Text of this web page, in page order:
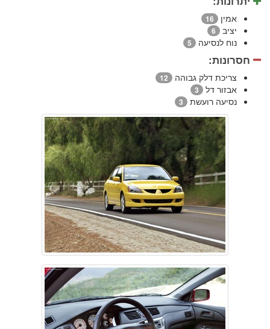
אמין 16
יציב 6
נוח לנסיעה 5
חסרונות:
צריכת דלק גבוהה 12
אבזור דל 3
נסיעה רועשת 3